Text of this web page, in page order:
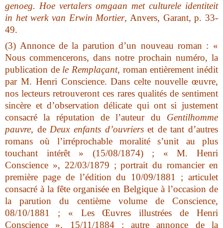
genoeg. Hoe vertalers omgaan met culturele identiteit
in het werk van Erwin Mortier, Anvers, Garant, p. 33-
49.
(3) Annonce de la parution d’un nouveau roman : «
Nous commencerons, dans notre prochain numéro, la
publication de le Remplaçant, roman entièrement inédit
par M. Henri Conscience. Dans celte nouvelle œuvre,
nos lecteurs retrouveront ces rares qualités de sentiment
sincère et d’observation délicate qui ont si justement
consacré la réputation de l’auteur du Gentilhomme
pauvre, de Deux enfants d’ouvrierset de tant d’autres
romans où l’irréprochable moralité s’unit au plus
touchant intérêt » (15/08/1874) ; « M. Henri
Conscience », 22/03/1879 ; portrait du romancier en
première page de l’édition du 10/09/1881 ; articulet
consacré à la fête organisée en Belgique à l’occasion de
la parution du centième volume de Conscience,
08/10/1881 ; « Les Œuvres illustrées de Henri
Conscience », 15/11/1884 ; autre annonce de la